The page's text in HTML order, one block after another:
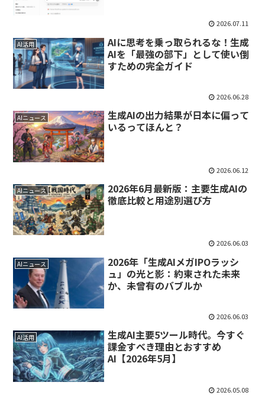
2026.07.11
AI活用
AIに思考を乗っ取られるな！生成
AIを「最強の部下」として使い倒
すための完全ガイド
2026.06.28
AIニュース
生成AIの出力結果が日本に偏って
いるってほんと？
2026.06.12
AIニュース
2026年6月最新版：主要生成AIの
徹底比較と用途別選び方
2026.06.03
AIニュース
2026年「生成AIメガIPOラッシ
ュ」の光と影：約束された未来
か、未曾有のバブルか
2026.06.03
AI活用
生成AI主要5ツール時代。今すぐ
課金すべき理由とおすすめ
AI【2026年5月】
2026.05.08